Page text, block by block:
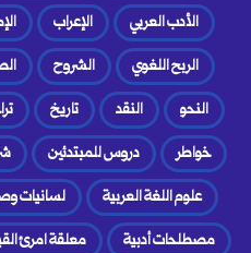
الأدب العربي
الإعراب
الربح اللغوي
الشروح
النحو
النقد تاريخ
خواطر
دروس للمبتدئين
علوم اللغة العربية
لسانيات
مصطلحات أدبية
معلقة امرئ